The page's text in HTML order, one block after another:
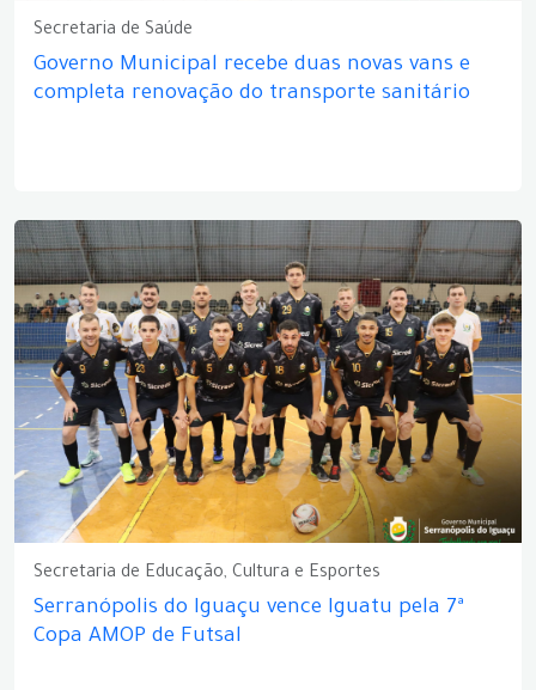
Secretaria de Saúde
Governo Municipal recebe duas novas vans e
completa renovação do transporte sanitário
Secretaria de Educação, Cultura e Esportes
Serranópolis do Iguaçu vence Iguatu pela 7ª
Copa AMOP de Futsal